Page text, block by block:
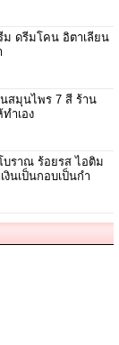
ดรีมโคน อิตาเลียน
สมุนไพร 7 สี ร้าน
ำเอง
ราณ ร้อยรส ไอติม
งินเป็นกอบเป็นกำ